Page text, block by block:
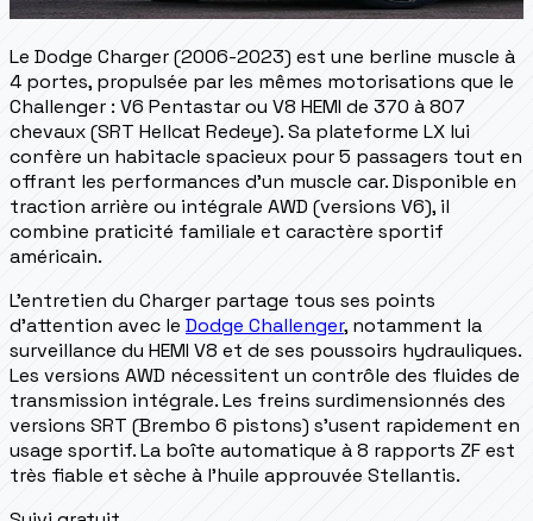
Le Dodge Charger (2006-2023) est une berline muscle à
4 portes, propulsée par les mêmes motorisations que le
Challenger : V6 Pentastar ou V8 HEMI de 370 à 807
chevaux (SRT Hellcat Redeye). Sa plateforme LX lui
confère un habitacle spacieux pour 5 passagers tout en
offrant les performances d'un muscle car. Disponible en
traction arrière ou intégrale AWD (versions V6), il
combine praticité familiale et caractère sportif
américain.
L'entretien du Charger partage tous ses points
d'attention avec le Dodge Challenger, notamment la
surveillance du HEMI V8 et de ses poussoirs hydrauliques.
Les versions AWD nécessitent un contrôle des fluides de
transmission intégrale. Les freins surdimensionnés des
versions SRT (Brembo 6 pistons) s'usent rapidement en
usage sportif. La boîte automatique à 8 rapports ZF est
très fiable et sèche à l'huile approuvée Stellantis.